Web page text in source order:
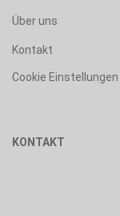
Über uns
Kontakt
Cookie Einstellungen
KONTAKT